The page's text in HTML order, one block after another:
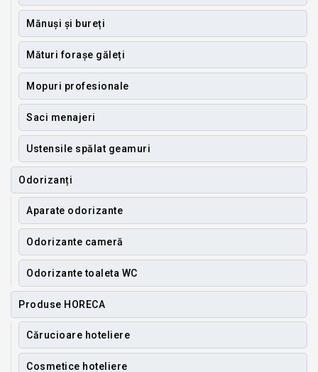
Mănuși și bureți
Mături forașe găleți
Mopuri profesionale
Saci menajeri
Ustensile spălat geamuri
Odorizanți
Aparate odorizante
Odorizante cameră
Odorizante toaleta WC
Produse HORECA
Cărucioare hoteliere
Cosmetice hoteliere